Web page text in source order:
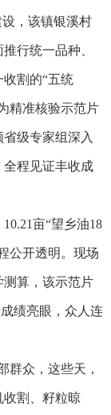
，该镇银溪村
行统一品种、
割的“五统
精准核验示范片
级专家组深入
程见证丰收成
亩“望乡油18
公开透明。现场
测算，该示范片
绩亮眼，众人连
众，这些天，
收割、籽粒晾